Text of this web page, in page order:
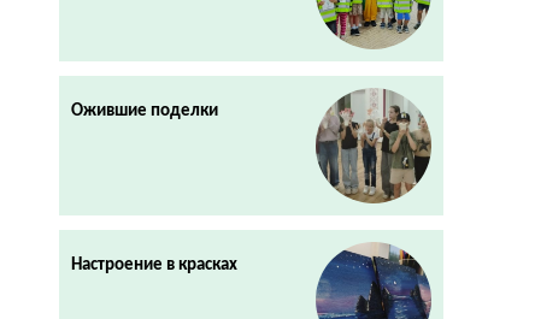
Ожившие поделки
Настроение в красках